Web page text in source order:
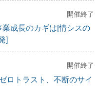
開催終了
業成長のカギは[情シスの
]
開催終了
ロトラスト、不断のサイ